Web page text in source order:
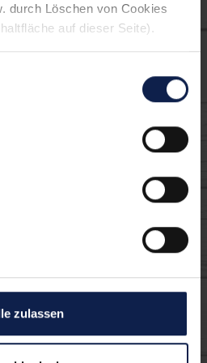
durch Löschen von Cookies
auf dieser Seite).
zulassen
sich